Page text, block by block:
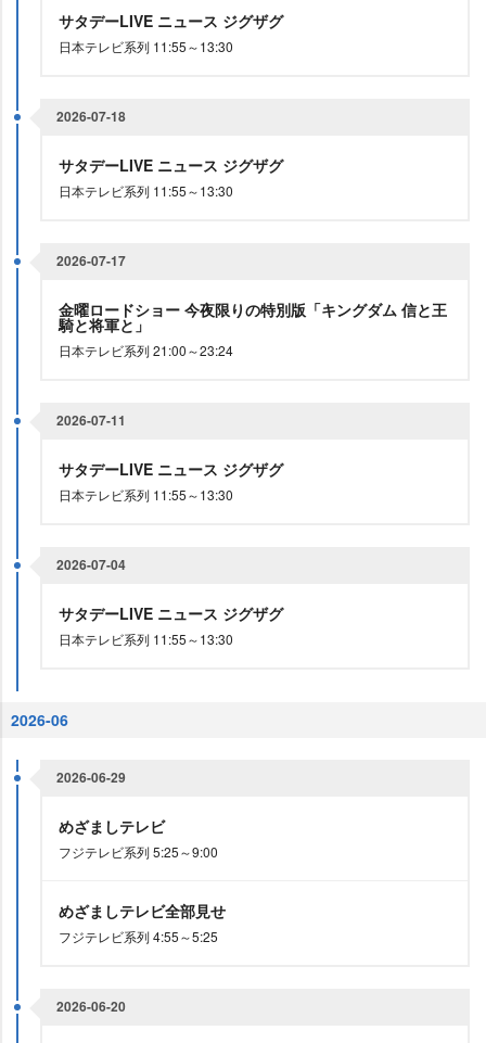
サタデーLIVE ニュース ジグザグ
日本テレビ系列 11:55～13:30
2026-07-18
サタデーLIVE ニュース ジグザグ
日本テレビ系列 11:55～13:30
2026-07-17
金曜ロードショー 今夜限りの特別版「キングダム 信と王
騎と将軍と」
日本テレビ系列 21:00～23:24
2026-07-11
サタデーLIVE ニュース ジグザグ
日本テレビ系列 11:55～13:30
2026-07-04
サタデーLIVE ニュース ジグザグ
日本テレビ系列 11:55～13:30
2026-06
2026-06-29
めざましテレビ
フジテレビ系列 5:25～9:00
めざましテレビ全部見せ
フジテレビ系列 4:55～5:25
2026-06-20